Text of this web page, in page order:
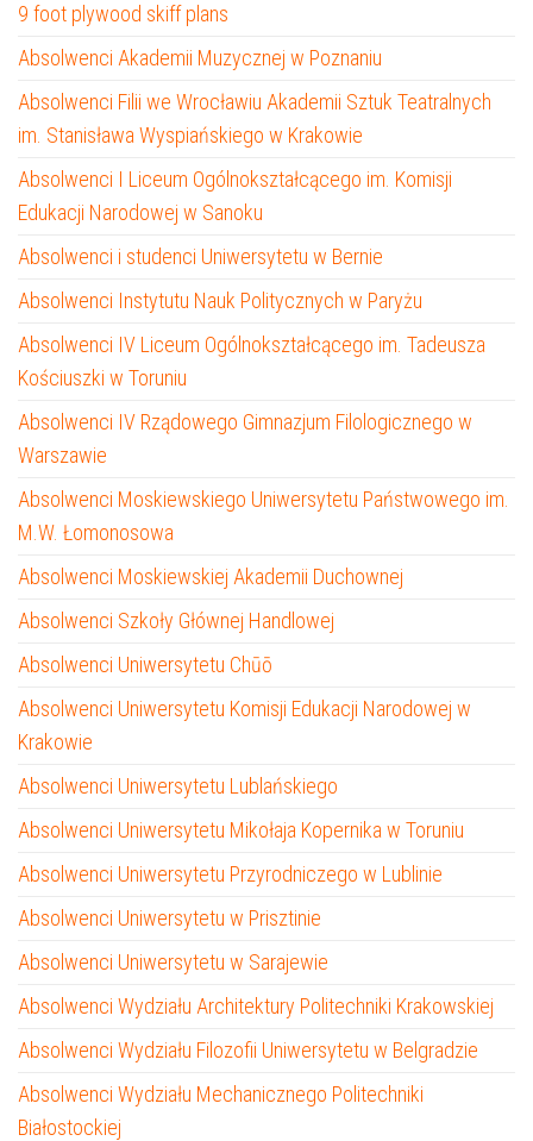
9 foot plywood skiff plans
Absolwenci Akademii Muzycznej w Poznaniu
Absolwenci Filii we Wrocławiu Akademii Sztuk Teatralnych
im. Stanisława Wyspiańskiego w Krakowie
Absolwenci I Liceum Ogólnokształcącego im. Komisji
Edukacji Narodowej w Sanoku
Absolwenci i studenci Uniwersytetu w Bernie
Absolwenci Instytutu Nauk Politycznych w Paryżu
Absolwenci IV Liceum Ogólnokształcącego im. Tadeusza
Kościuszki w Toruniu
Absolwenci IV Rządowego Gimnazjum Filologicznego w
Warszawie
Absolwenci Moskiewskiego Uniwersytetu Państwowego im.
M.W. Łomonosowa
Absolwenci Moskiewskiej Akademii Duchownej
Absolwenci Szkoły Głównej Handlowej
Absolwenci Uniwersytetu Chūō
Absolwenci Uniwersytetu Komisji Edukacji Narodowej w
Krakowie
Absolwenci Uniwersytetu Lublańskiego
Absolwenci Uniwersytetu Mikołaja Kopernika w Toruniu
Absolwenci Uniwersytetu Przyrodniczego w Lublinie
Absolwenci Uniwersytetu w Prisztinie
Absolwenci Uniwersytetu w Sarajewie
Absolwenci Wydziału Architektury Politechniki Krakowskiej
Absolwenci Wydziału Filozofii Uniwersytetu w Belgradzie
Absolwenci Wydziału Mechanicznego Politechniki
Białostockiej